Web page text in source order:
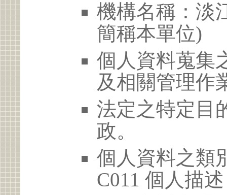
機構名稱：淡
簡稱本單位)
個人資料蒐集
及相關管理作
法定之特定目
政。
個人資料之類
C011 個人描述